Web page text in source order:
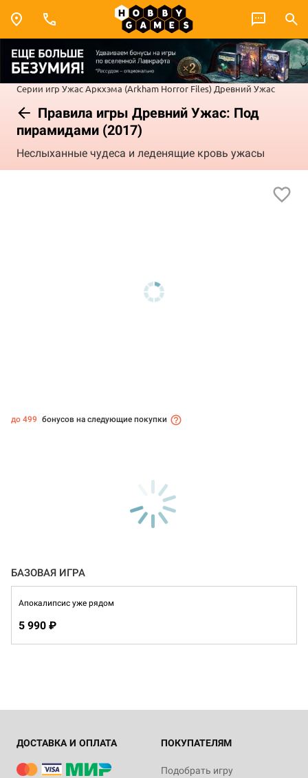
Серии игр Ужас Аркхэма (Arkham Horror Files) Древний Ужас
Правила игры Древний Ужас: Под
пирамидами (2017)
Неслыханные чудеса и леденящие кровь ужасы
до 499 бонусов на следующие покупки
БАЗОВАЯ ИГРА
Апокалипсис уже рядом
5 990 ₽
ДОСТАВКА И ОПЛАТА ПОКУПАТЕЛЯМ
Подобрать игру